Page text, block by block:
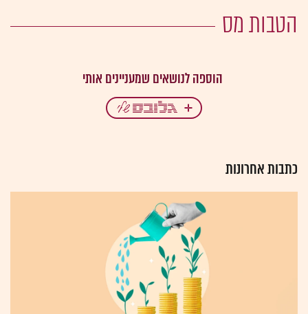
הטבות מס
כתבות אחרונות